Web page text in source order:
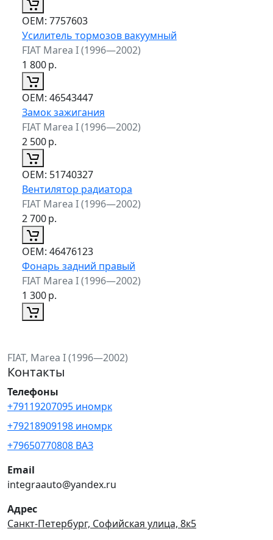
ОЕМ: 7757603
Усилитель тормозов вакуумный
FIAT Marea I (1996—2002)
1 800р.
ОЕМ: 46543447
Замок зажигания
FIAT Marea I (1996—2002)
2 500р.
ОЕМ: 51740327
Вентилятор радиатора
FIAT Marea I (1996—2002)
2 700р.
ОЕМ: 46476123
Фонарь задний правый
FIAT Marea I (1996—2002)
1 300р.
FIAT, Marea I (1996—2002)
Контакты
Телефоны
+79119207095 иномрк
+79218909198 иномрк
+79650770808 ВАЗ
Email
integraauto@yandex.ru
Адрес
Санкт-Петербург, Софийская улица, 8к5